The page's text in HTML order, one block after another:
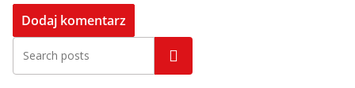
Szukaj